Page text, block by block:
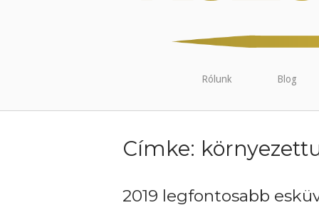
Rólunk Blog
Címke:
2019 legfontosabb